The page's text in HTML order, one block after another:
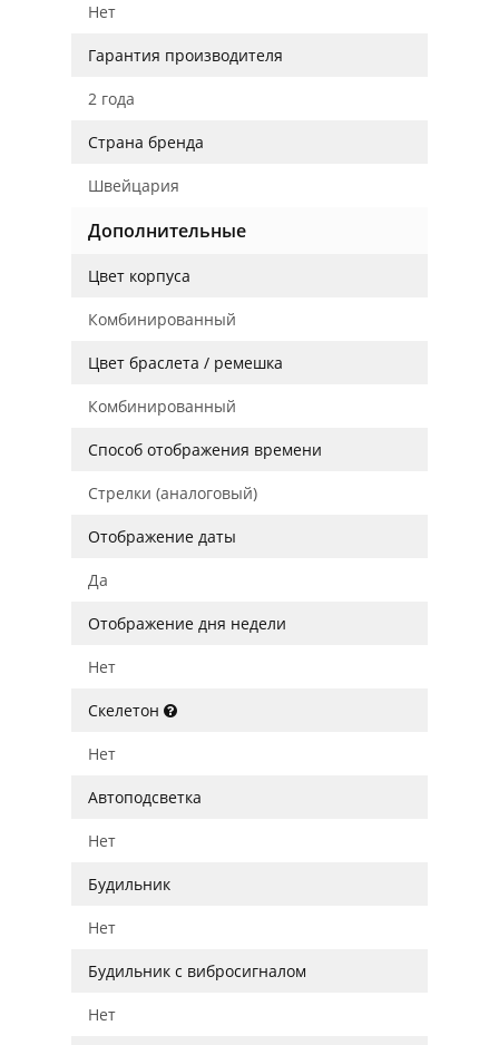
Нет
Гарантия производителя
2 года
Страна бренда
Швейцария
Дополнительные
Цвет корпуса
Комбинированный
Цвет браслета / ремешка
Комбинированный
Способ отображения времени
Стрелки (аналоговый)
Отображение даты
Да
Отображение дня недели
Нет
Скелетон
Нет
Автоподсветка
Нет
Будильник
Нет
Будильник с вибросигналом
Нет